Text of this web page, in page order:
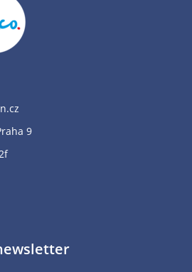
9